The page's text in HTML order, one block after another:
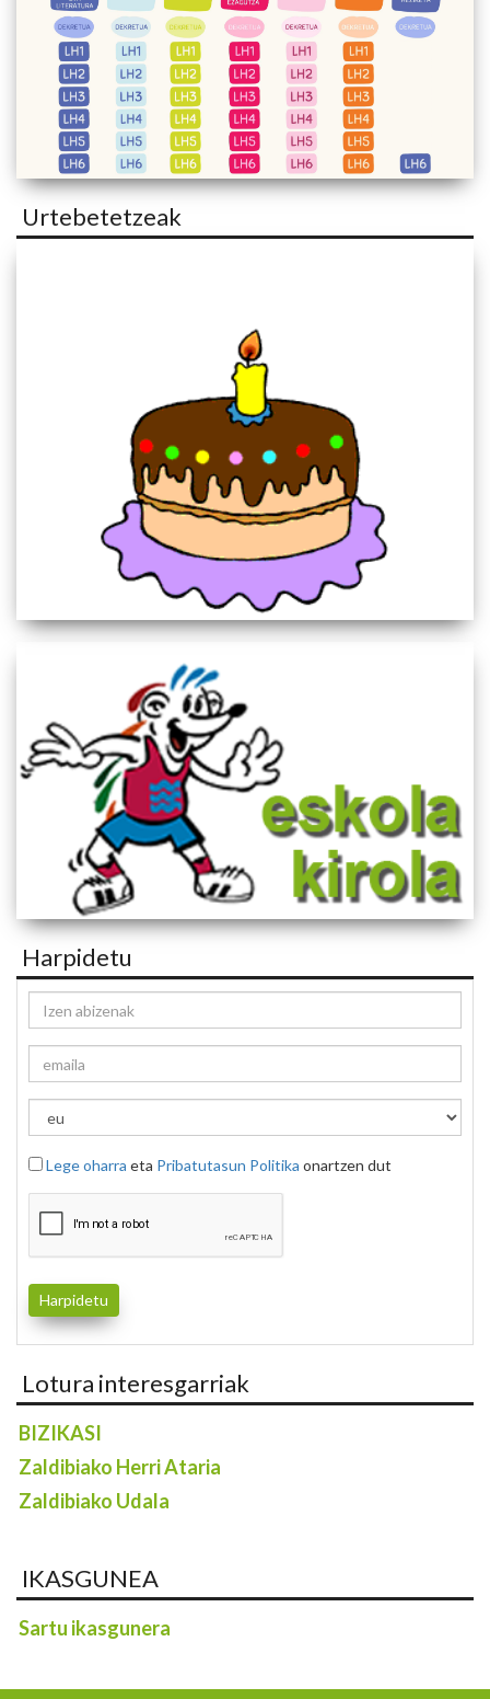
Urtebetetzeak
Harpidetu
Lege oharra eta Pribatutasun Politika onartzen dut
Lotura interesgarriak
BIZIKASI
Zaldibiako Herri Ataria
Zaldibiako Udala
IKASGUNEA
Sartu ikasgunera